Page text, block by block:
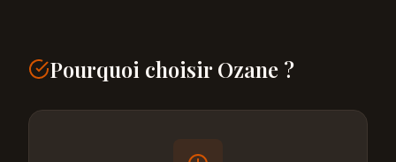
Pourquoi choisir Ozane ?